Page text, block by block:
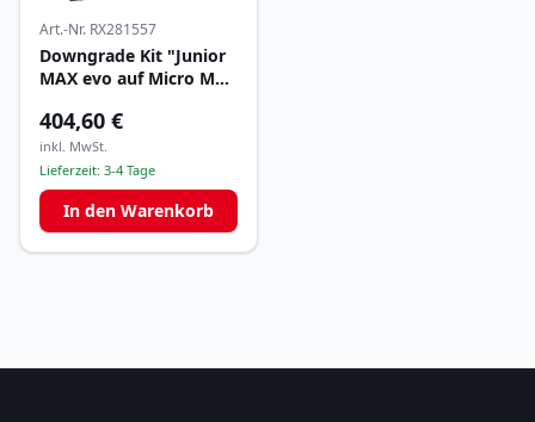
Art.-Nr. RX281557
Downgrade Kit "Junior
MAX evo auf Micro MAX
404,60 €
inkl. MwSt.
Lieferzeit: 3-4 Tage
In den Warenkorb